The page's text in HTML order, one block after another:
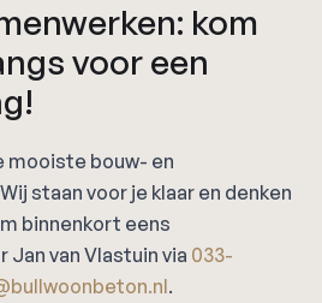
kom
voor een
mooiste bouw- en
staan voor je klaar en denken
binnenkort eens
Jan van Vlastuin via 033-
.